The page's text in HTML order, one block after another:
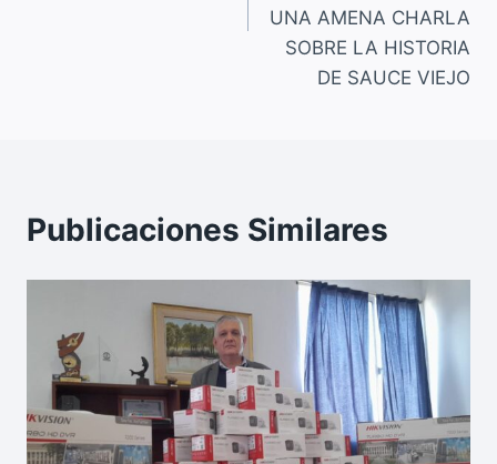
UNA AMENA CHARLA
SOBRE LA HISTORIA
DE SAUCE VIEJO
Publicaciones Similares